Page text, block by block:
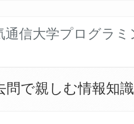
通信大学プログラ
問で親しむ情報知